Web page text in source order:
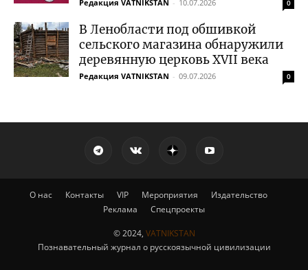
Редакция VATNIKSTAN - 10.07.2026 0
В Ленобласти под обшивкой
сельского магазина обнаружили
деревянную церковь XVII века
Редакция VATNIKSTAN - 09.07.2026 0
О нас Контакты VIP Мероприятия
Издательство
Реклама
Спецпроекты
© 2024, VATNIKSTAN
Познавательный журнал о русскоязычной цивилизации